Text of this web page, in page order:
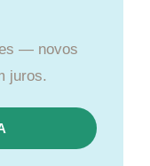
— novos
juros.